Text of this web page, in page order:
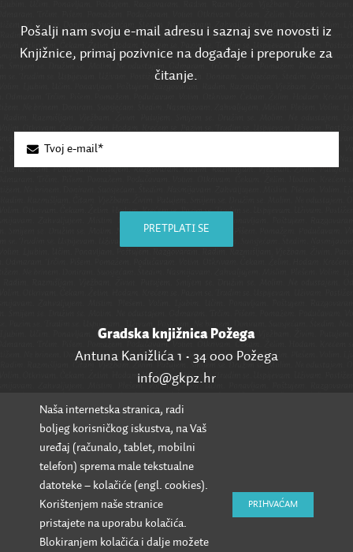
Pošalji nam svoju e-mail adresu i saznaj sve novosti iz
Knjižnice, primaj pozivnice na događaje i preporuke za
čitanje.
PRETPLATI SE
Gradska knjižnica Požega
Antuna Kanižlića 1 • 34 000 Požega
info@gkpz.hr
SVI KONTAKTI
Naša internetska stranica, radi
boljeg korisničkog iskustva, na Vaš
uređaj (računalo, tablet, mobilni
telefon) sprema male tekstualne
datoteke – kolačiće (engl. cookies).
Korištenjem naše stranice
pristajete na uporabu kolačića.
Blokiranjem kolačića i dalje možete
PRIHVAĆAM